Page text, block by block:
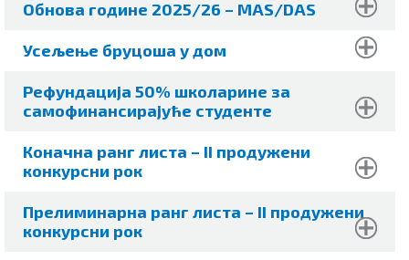
Обнова године 2025/26 – MAS/DAS
Усељење бруцоша у дом
Рефундација 50% школарине за
самофинансирајуће студенте
Коначна ранг листа – II продужени
конкурсни рок
Прелиминарна ранг листа – II продужени
конкурсни рок